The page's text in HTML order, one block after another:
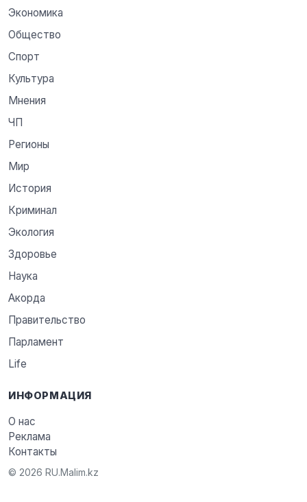
Экономика
Общество
Спорт
Культура
Мнения
ЧП
Регионы
Мир
История
Криминал
Экология
Здоровье
Наука
Акорда
Правительство
Парламент
Life
ИНФОРМАЦИЯ
О нас
Реклама
Контакты
© 2026 RU.Malim.kz